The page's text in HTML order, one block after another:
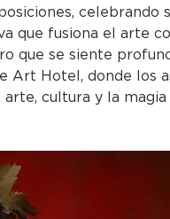
celebrando
que fusiona el arte
que se siente
Art Hotel, donde los
cultura y la magia